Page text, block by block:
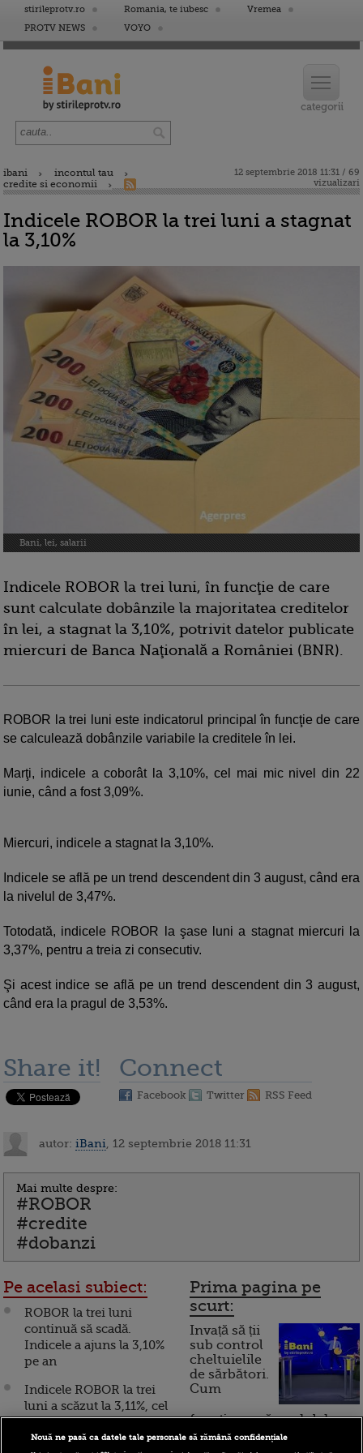
stirileprotv.ro Romania, te iubesc
Vremea
PROTV NEWS
VOYO
ibani
incontul tau
credite si economii
12 septembrie 2018 11:31 / 69
vizualizari
Indicele ROBOR la trei luni a stagnat
la 3,10%
Bani, lei, salarii
Indicele ROBOR la trei luni, în funcţie de care
sunt calculate dobânzile la majoritatea creditelor
în lei, a stagnat la 3,10%, potrivit datelor publicate
miercuri de Banca Naţională a României (BNR).
ROBOR la trei luni este indicatorul principal în funcţie de care
se calculează dobânzile variabile la creditele în lei.
Marţi, indicele a coborât la 3,10%, cel mai mic nivel din 22
iunie, când a fost 3,09%.
Miercuri, indicele a stagnat la 3,10%.
Indicele se află pe un trend descendent din 3 august, când era
la nivelul de 3,47%.
Totodată, indicele ROBOR la şase luni a stagnat miercuri la
3,37%, pentru a treia zi consecutiv.
Şi acest indice se află pe un trend descendent din 3 august,
când era la pragul de 3,53%.
Share it! Connect
Facebook Twitter RSS Feed
autor: iBani , 12 septembrie 2018 11:31
Mai multe despre:
#ROBOR
#credite
#dobanzi
Pe acelasi subiect:
ROBOR la trei luni
continuă să scadă.
Indicele a ajuns la 3,10%
pe an
Indicele ROBOR la trei
luni a scăzut la 3,11%, cel
mai mic nivel din iunie
Prima pagina pe
scurt:
Invață să ții
sub control
cheltuielile
de sărbători.
Cum
funcționează cardul de
cumpărături
Nouă ne pasă ca datele tale personale să rămână confidențiale